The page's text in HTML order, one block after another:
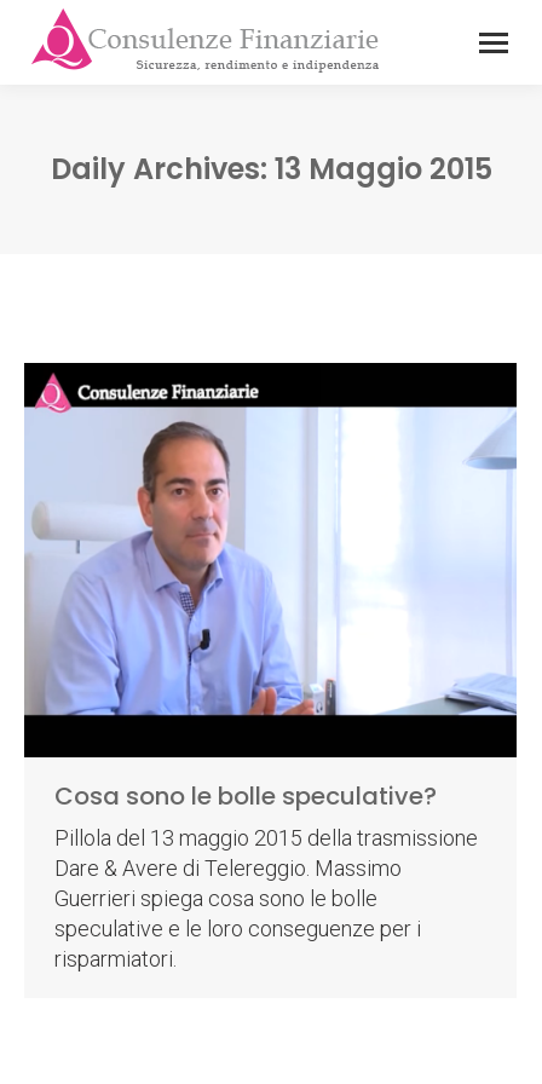
Daily Archives: 13 Maggio 2015
Cosa sono le bolle speculative?
Pillola del 13 maggio 2015 della trasmissione
Dare & Avere di Telereggio. Massimo
Guerrieri spiega cosa sono le bolle
speculative e le loro conseguenze per i
risparmiatori.